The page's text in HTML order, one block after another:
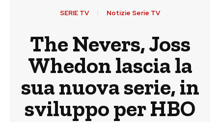
SERIE TV Notizie Serie TV
The Nevers, Joss
Whedon lascia la
sua nuova serie, in
sviluppo per HBO